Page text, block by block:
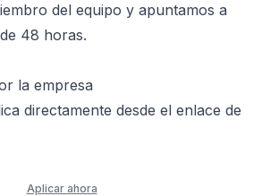
del equipo y apuntamos a
48 horas.
la empresa
directamente desde el enlace de
Aplicar ahora